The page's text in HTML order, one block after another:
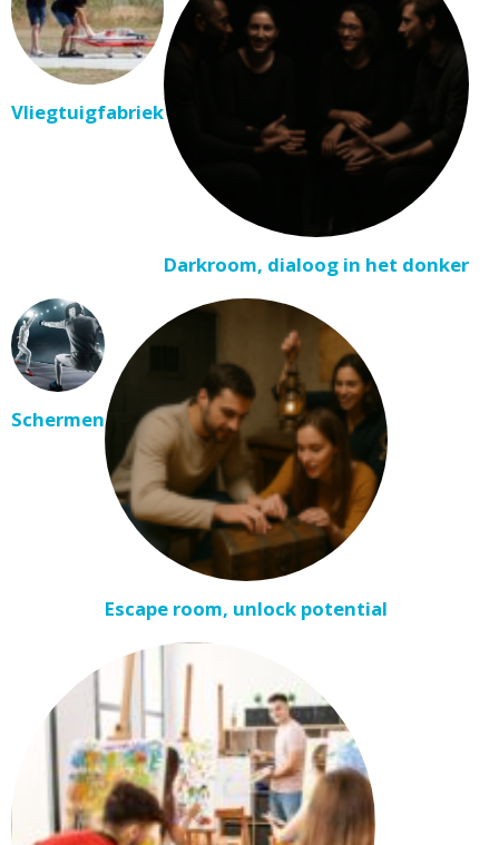
Vliegtuigfabriek
Darkroom, dialoog in het donker
Schermen
Escape room, unlock potential